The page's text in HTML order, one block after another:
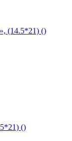
(14.5*21) ()
()